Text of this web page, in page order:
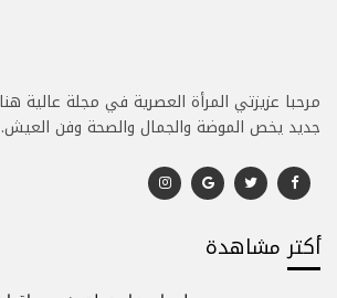
مرحبا عزيزتي المرأة العصرية في مجلة عالية
جديد يخص الموضة والجمال والصحة وفن العيش.
أكتر مشاهدة